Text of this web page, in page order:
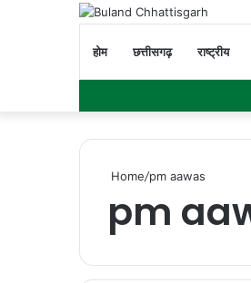
होम छत्तीसगढ़ राष्ट्रीय
Home/pm aawas
pm